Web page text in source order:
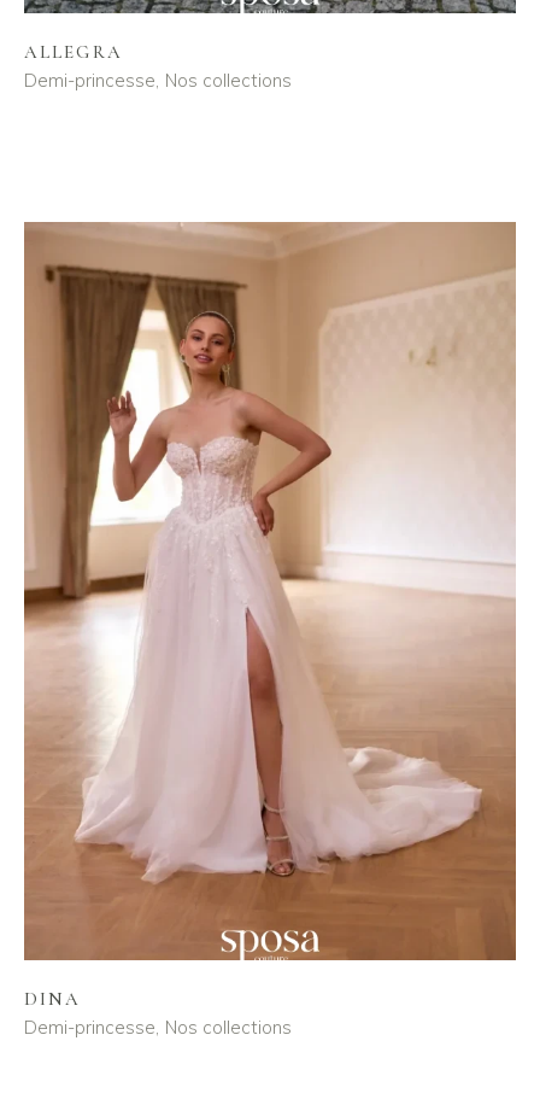
ALLEGRA
Demi-princesse Nos collections
DINA
Demi-princesse Nos collections